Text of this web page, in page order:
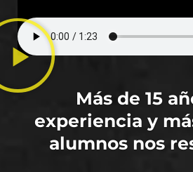
Más de 15
experiencia y
alumnos nos